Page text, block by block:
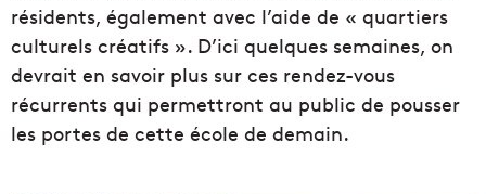
résidents, également avec l’aide de « quartiers
culturels créatifs ». D’ici quelques semaines, on
devrait en savoir plus sur ces rendez-vous
récurrents qui permettront au public de pousser
les portes de cette école de demain.